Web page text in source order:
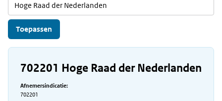
702201 Hoge Raad der Nederlanden
Afnemersindicatie:
702201